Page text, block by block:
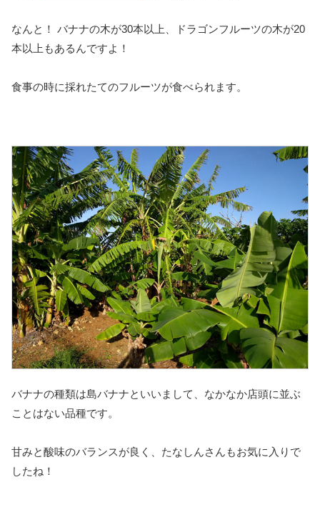
なんと！ バナナの木が30本以上、ドラゴンフルーツの木が20
本以上もあるんですよ！
食事の時に採れたてのフルーツが食べられます。
バナナの種類は島バナナといいまして、なかなか店頭に並ぶ
ことはない品種です。
甘みと酸味のバランスが良く、たなしんさんもお気に入りで
したね！